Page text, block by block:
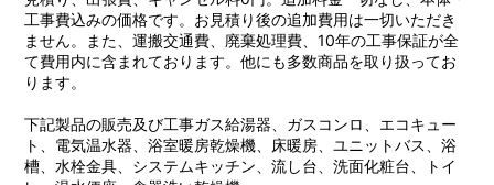
工事費込みの価格です。お見積り後の追加費用は一切いただき
ません。また、運搬交通費、廃棄処理費、10年の工事保証が全
て費用内に含まれております。他にも多数商品を取り扱ってお
ります。
下記製品の販売及び工事ガス給湯器、ガスコンロ、エコキュー
ト、電気温水器、浴室暖房乾燥機、床暖房、ユニットバス、浴
槽、水栓金具、システムキッチン、流し台、洗面化粧台、トイ